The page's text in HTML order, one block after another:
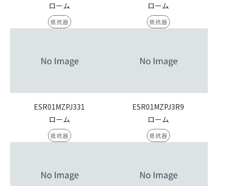
ローム
抵抗器
ローム
抵抗器
ESR01MZPJ331
ローム
抵抗器
ESR01MZPJ3R9
ローム
抵抗器